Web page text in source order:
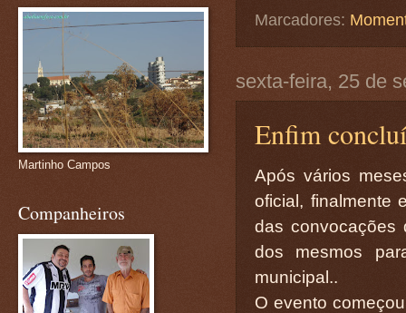
Marcadores:
sexta-feira, 25 de
Enfim
Após vários
oficial, finalmente
das convocações
dos mesmos
municipal..
O evento
Martinho Campos
Companheiros